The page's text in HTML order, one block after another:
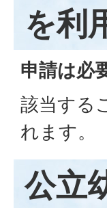
を利
申請は必
該当する
れます。
公立